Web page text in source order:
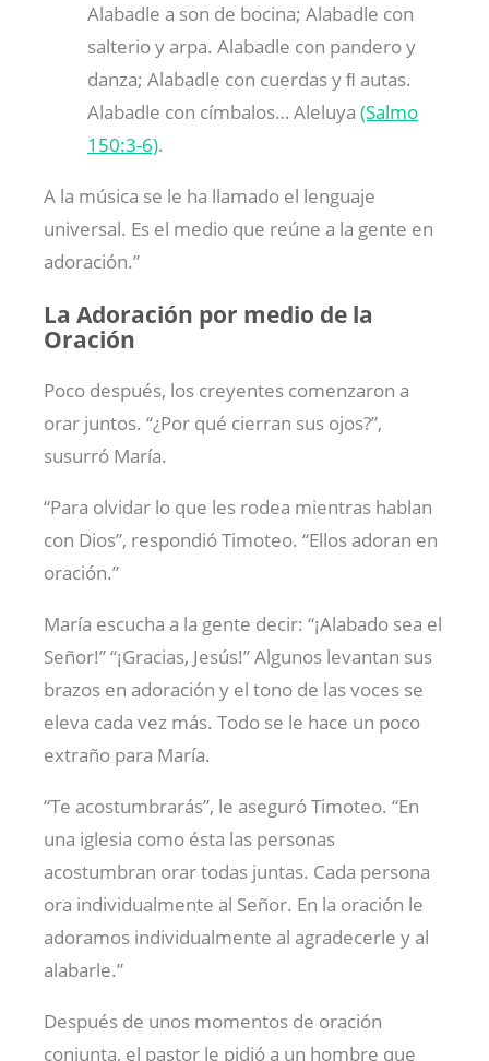
Alabadle a son de bocina; Alabadle con
salterio y arpa. Alabadle con pandero y
danza; Alabadle con cuerdas y ﬂ autas.
Alabadle con címbalos… Aleluya (Salmo
150:3-6).
A la música se le ha llamado el lenguaje
universal. Es el medio que reúne a la gente en
adoración.”
La Adoración por medio de la
Oración
Poco después, los creyentes comenzaron a
orar juntos. “¿Por qué cierran sus ojos?”,
susurró María.
“Para olvidar lo que les rodea mientras hablan
con Dios”, respondió Timoteo. “Ellos adoran en
oración.”
María escucha a la gente decir: “¡Alabado sea el
Señor!” “¡Gracias, Jesús!” Algunos levantan sus
brazos en adoración y el tono de las voces se
eleva cada vez más. Todo se le hace un poco
extraño para María.
“Te acostumbrarás”, le aseguró Timoteo. “En
una iglesia como ésta las personas
acostumbran orar todas juntas. Cada persona
ora individualmente al Señor. En la oración le
adoramos individualmente al agradecerle y al
alabarle.”
Después de unos momentos de oración
conjunta, el pastor le pidió a un hombre que